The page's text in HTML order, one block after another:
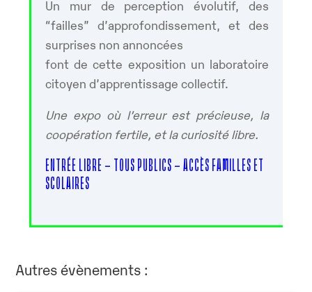
Un mur de perception évolutif, des
“failles” d’approfondissement, et des
surprises non annoncées
font de cette exposition un laboratoire
citoyen d’apprentissage collectif.
Une expo où l’erreur est précieuse, la
coopération fertile, et la curiosité libre.
ENTRÉE LIBRE – TOUS PUBLICS – ACCÈS FAMILLES ET
SCOLAIRES
Autres évènements :